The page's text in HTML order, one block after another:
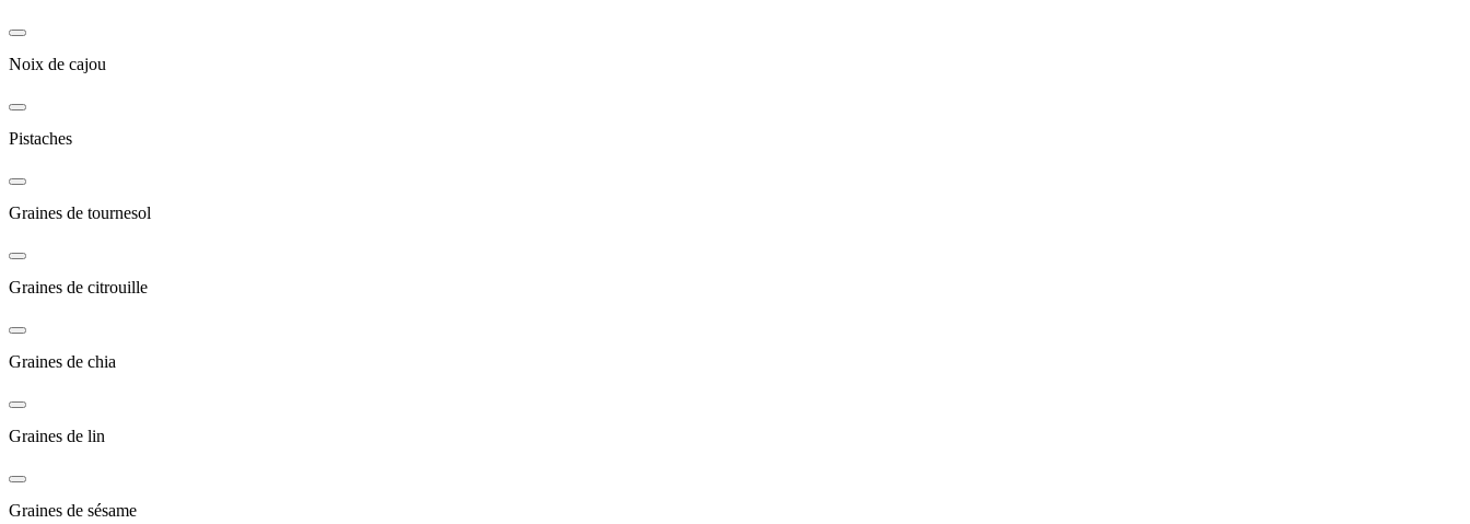
Noix de cajou
Pistaches
Graines de tournesol
Graines de citrouille
Graines de chia
Graines de lin
Graines de sésame